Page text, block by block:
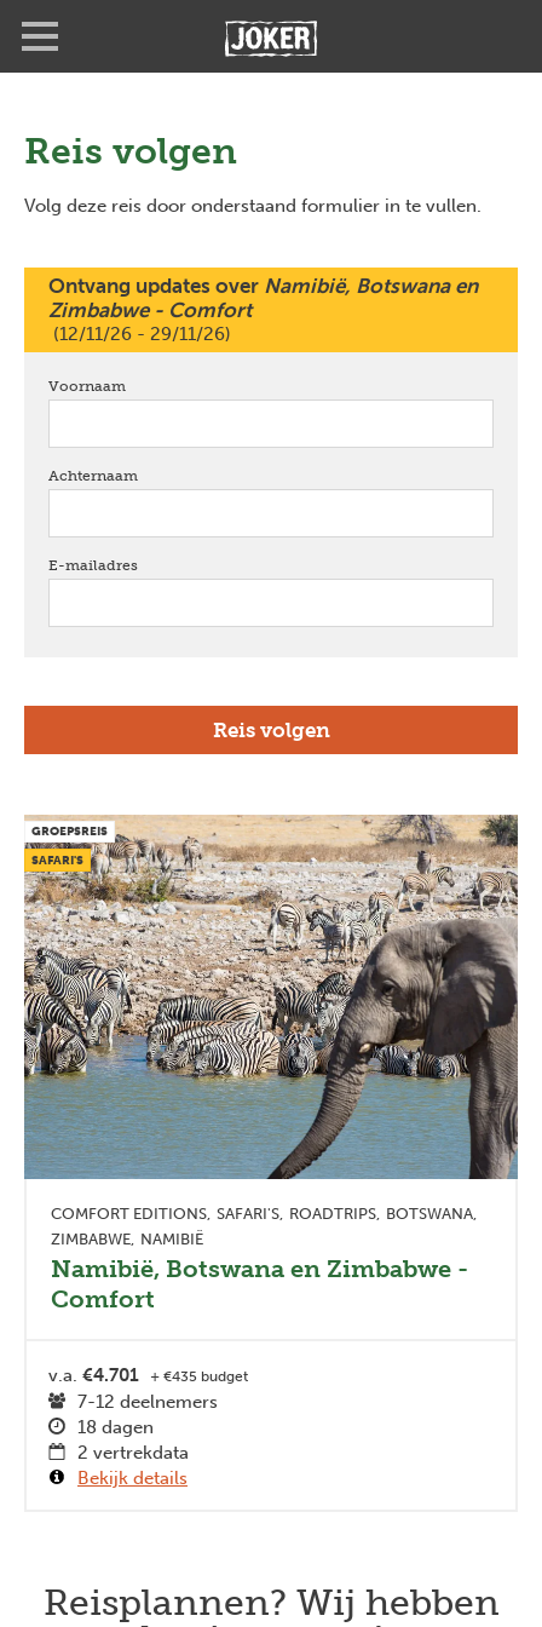
gaanReis volgen
Volg deze reis door onderstaand formulier in te vullen.
Ontvang updates over Namibië, Botswana en
Zimbabwe - Comfort
(12/11/26 - 29/11/26)
Voornaam
Achternaam
E-mailadres
GROEPSREIS
SAFARI'S
COMFORT EDITIONS SAFARI'S ROADTRIPS BOTSWANA
ZIMBABWE NAMIBIË
Namibië, Botswana en Zimbabwe -
Comfort
v.a. €4.701 + €435 budget
7-12 deelnemers
18 dagen
2 vertrekdata
Bekijk details
Reisplannen? Wij hebben